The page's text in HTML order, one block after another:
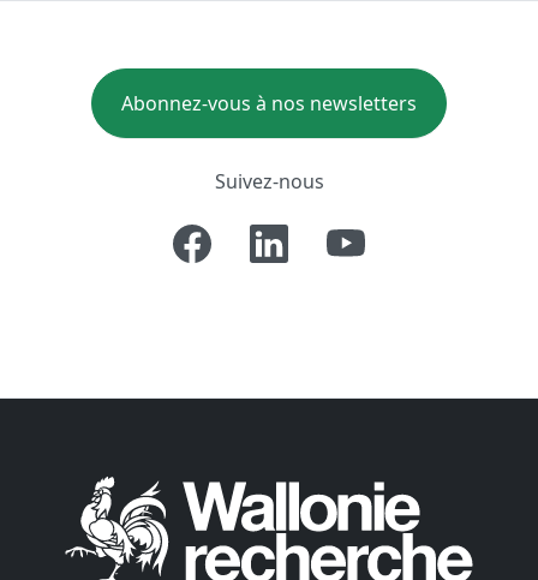
Abonnez-vous à nos newsletters
Suivez-nous